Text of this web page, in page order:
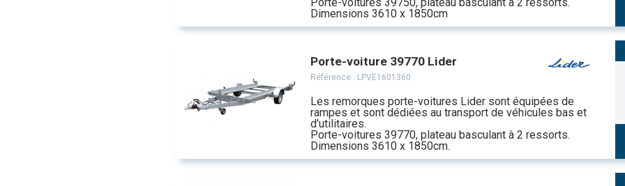
Dimensions 3610 x 1850cm
Porte-voiture 39770 Lider
Référence : LPVE1601360
Les remorques porte-voitures Lider sont équipées de
rampes et sont dédiées au transport de véhicules bas et
d'utilitaires.
Porte-voitures 39770, plateau basculant à 2 ressorts.
Dimensions 3610 x 1850cm.